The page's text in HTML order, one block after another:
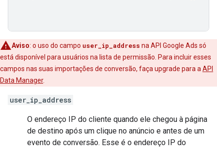
Aviso: o uso do campo user_ip_address na API Google Ads só
está disponível para usuários na lista de permissão. Para incluir esses
campos nas suas importações de conversão, faça upgrade para a API
Data Manager.
user_ip_address
O endereço IP do cliente quando ele chegou à página
de destino após um clique no anúncio e antes de um
evento de conversão. Esse é o endereço IP do